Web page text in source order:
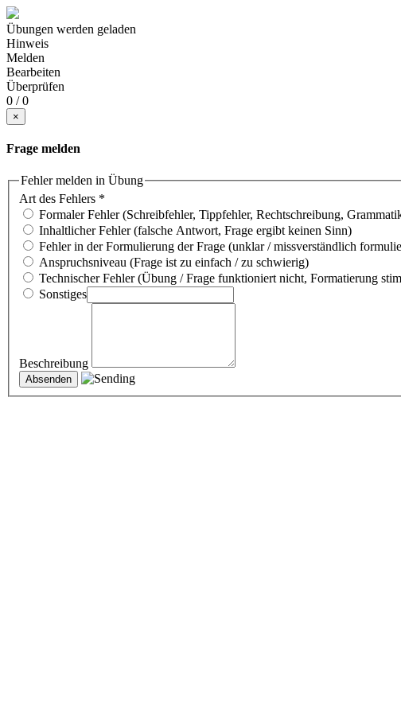
Übungen werden geladen
Hinweis
Melden
Bearbeiten
Überprüfen
0 / 0
×
Frage melden
Fehler melden in Übung
Art des Fehlers *
Formaler Fehler (Schreibfehler, Tippfehler, Rechtschreibung,
Inhaltlicher Fehler (falsche Antwort, Frage ergibt keinen Sinn)
Fehler in der Formulierung der Frage (unklar / missverständlich
Anspruchsniveau (Frage ist zu einfach / zu schwierig)
Technischer Fehler (Übung / Frage funktioniert nicht, Formatierung
Sonstiges
Beschreibung